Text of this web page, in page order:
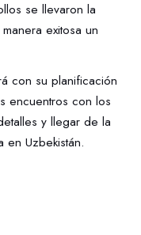
se llevaron la
exitosa un
con su planificación
encuentros con los
y llegar de la
Uzbekistán.